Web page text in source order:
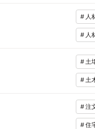
# 人
# 人
#土
#土
#注
#住